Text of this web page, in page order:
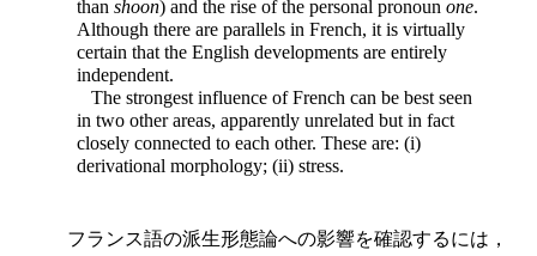
than shoon) and the rise of the personal pronoun one.
Although there are parallels in French, it is virtually
certain that the English developments are entirely
independent.
The strongest influence of French can be best seen
in two other areas, apparently unrelated but in fact
closely connected to each other. These are: (i)
derivational morphology; (ii) stress.
フランス語の派生形態論への影響を確認するには，